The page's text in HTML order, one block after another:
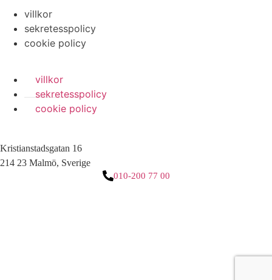
villkor
sekretesspolicy
cookie policy
villkor
sekretesspolicy
cookie policy
Kristianstadsgatan 16
214 23 Malmö, Sverige
010-200 77 00